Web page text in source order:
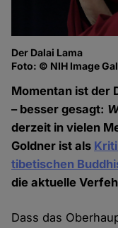
Der Dalai Lama
Foto: © NIH Image
Momentan ist der
– besser gesagt:
derzeit in vielen
Goldner ist als
tibetischen
die aktuelle
Dass das